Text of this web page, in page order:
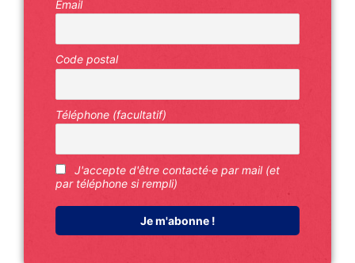
Email
Code postal
Téléphone (facultatif)
J'accepte d'être contacté·e par mail (et
par téléphone si rempli)